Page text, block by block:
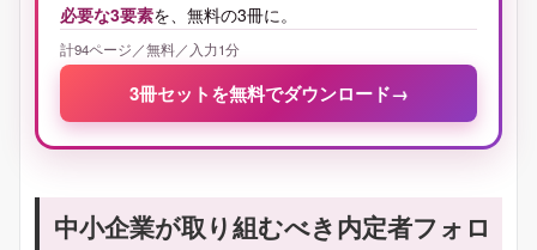
必要な3要素を、無料の3冊に。
計94ページ／無料／入力1分
3冊セットを無料でダウンロード→
中小企業が取り組むべき内定者フォロ